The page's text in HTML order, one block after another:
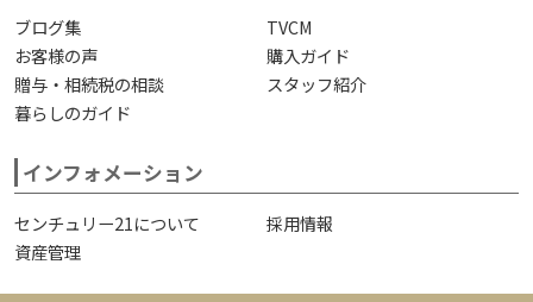
ブログ集
TVCM
お客様の声
購入ガイド
贈与・相続税の相談
スタッフ紹介
暮らしのガイド
インフォメーション
センチュリー21について
採用情報
資産管理